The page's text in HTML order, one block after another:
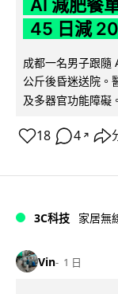
AI 減肥餐
45 日減
成都一名男子跟隨
公斤後昏迷送院。
及多器官功能障礙
18 4 ↗
3C科技 家居無
Vin 1 日